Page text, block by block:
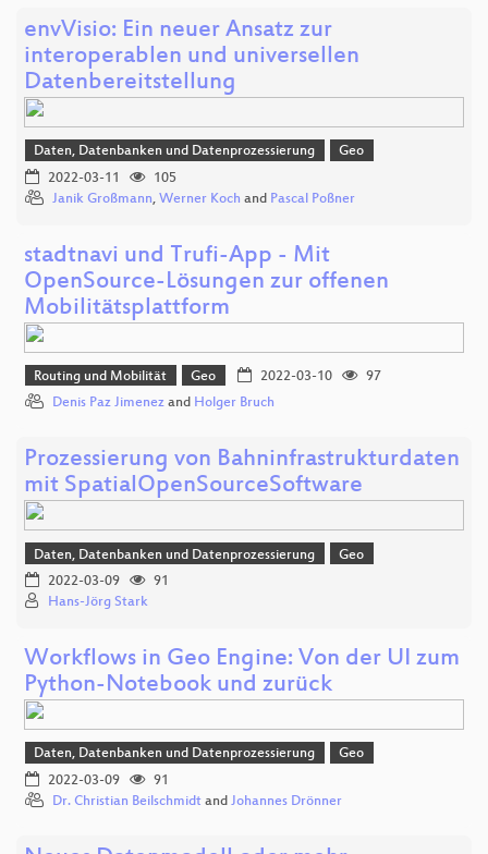
envVisio: Ein neuer Ansatz zur
interoperablen und universellen
Datenbereitstellung
Daten, Datenbanken und Datenprozessierung
Geo
2022-03-11
105
Janik Großmann, Werner Koch and Pascal Poßner
stadtnavi und Trufi-App - Mit
OpenSource-Lösungen zur offenen
Mobilitätsplattform
Routing und Mobilität Geo 2022-03-10
97
Denis Paz Jimenez and Holger Bruch
Prozessierung von Bahninfrastrukturdaten
mit SpatialOpenSourceSoftware
Daten, Datenbanken und Datenprozessierung
Geo
2022-03-09
91
Hans-Jörg Stark
Workflows in Geo Engine: Von der UI zum
Python-Notebook und zurück
Daten, Datenbanken und Datenprozessierung
Geo
2022-03-09
91
Dr. Christian Beilschmidt and Johannes Drönner